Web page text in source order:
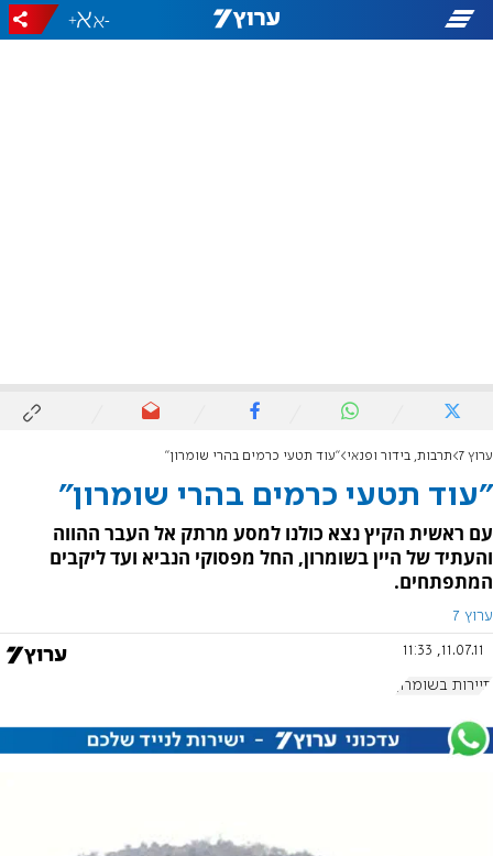
-
+
ערוץ 7 תרבות, בידור ופנאי "עוד תטעי כרמים בהרי שומרון"
"עוד תטעי כרמים בהרי שומרון"
עם ראשית הקיץ נצא כולנו למסע מרתק אל העבר ההווה
והעתיד של היין בשומרון, החל מפסוקי הנביא ועד ליקבים
המתפתחים.
ערוץ 7
11.07.11, 11:33
תיירות בשומרון